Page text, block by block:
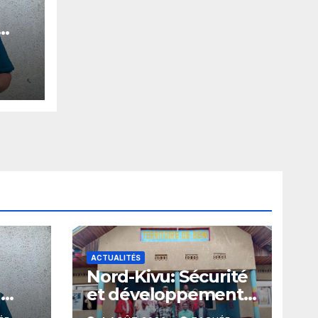
ACTUALITÉS
Nord-Kivu: Sécurité
et développement
en territoire de